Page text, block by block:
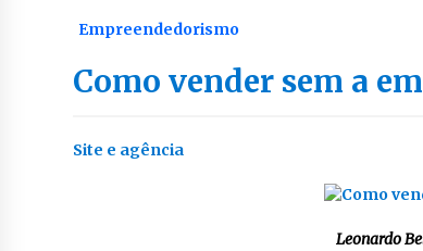
Empreendedorismo
Como vender sem a
Site e agência
Leonardo